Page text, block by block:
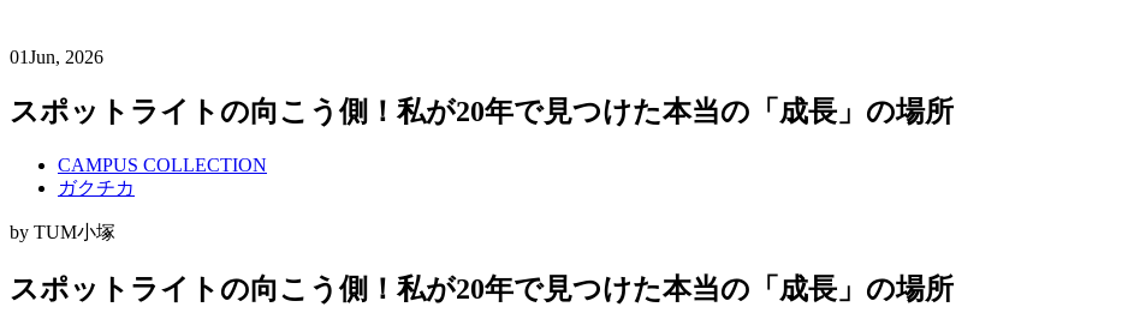
01Jun, 2026
スポットライトの向こう側！私が20年で見つけた本当の「成長」の場所
CAMPUS COLLECTION
ガクチカ
by TUM小塚
スポットライトの向こう側！私が20年で見つけた本当の「成長」の場所